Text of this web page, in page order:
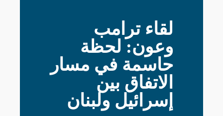
لقاء ترامب
وعون: لحظة
حاسمة في مسار
الاتفاق بين
إسرائيل ولبنان